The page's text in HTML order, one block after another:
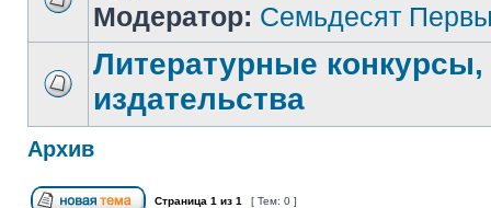
Модератор: Семьдесят
Литературные
издательства
Архив
Страница 1 из 1 [ Тем: 0 ]